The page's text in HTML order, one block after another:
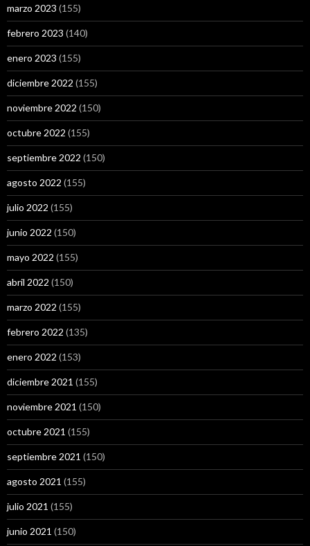
marzo 2023 (155)
febrero 2023 (140)
enero 2023 (155)
diciembre 2022 (155)
noviembre 2022 (150)
octubre 2022 (155)
septiembre 2022 (150)
agosto 2022 (155)
julio 2022 (155)
junio 2022 (150)
mayo 2022 (155)
abril 2022 (150)
marzo 2022 (155)
febrero 2022 (135)
enero 2022 (153)
diciembre 2021 (155)
noviembre 2021 (150)
octubre 2021 (155)
septiembre 2021 (150)
agosto 2021 (155)
julio 2021 (155)
junio 2021 (150)